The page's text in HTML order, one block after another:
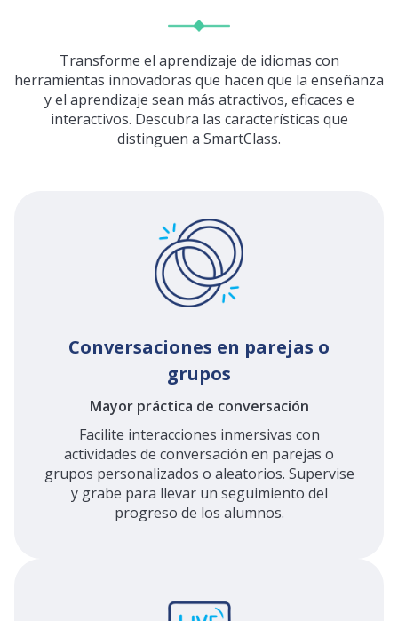
Transforme el aprendizaje de idiomas con
herramientas innovadoras que hacen que la enseñanza
y el aprendizaje sean más atractivos, eficaces e
interactivos. Descubra las características que
distinguen a SmartClass.
Conversaciones en parejas o
grupos
Mayor práctica de conversación
Facilite interacciones inmersivas con
actividades de conversación en parejas o
grupos personalizados o aleatorios. Supervise
y grabe para llevar un seguimiento del
progreso de los alumnos.